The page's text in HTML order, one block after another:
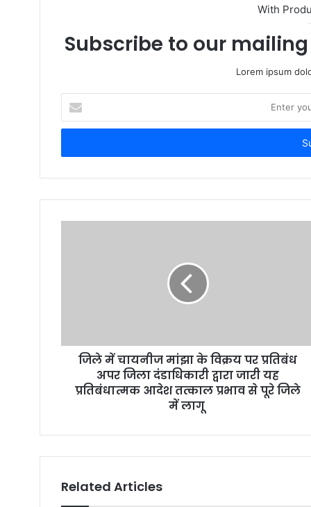
With
Subscribe to our
Lorem ipsum
t
r
u
r
जिले में चायनीज मांझा के विक्रय पर प्रतिबंध
अपर जिला दंडाधिकारी द्वारा जारी यह
प्रतिबंधात्मक आदेश तत्काल प्रभाव से पूरे जिले
में लागू
Related Articles